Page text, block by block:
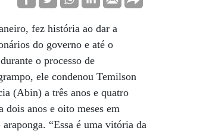
fez história ao dar a
do governo e até o
o processo de
ele condenou Temilson
(Abin) a três anos e quatro
anos e oito meses em
“Essa é uma vitória da